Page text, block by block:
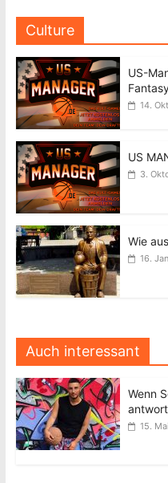
Culture
US-
14.
US
3.
Wie
16.
Auch interessant
Wenn
15.